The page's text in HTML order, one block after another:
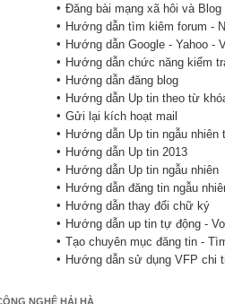
• Đăng bài mạng xã hôi và Blog
• Hướng dẫn tìm kiêm forum -
• Hướng dẫn Google - Yahoo -
• Hướng dẫn chức năng kiểm
• Hướng dẫn đăng blog
• Hướng dẫn Up tin theo từ
• Gửi lại kích hoạt mail
• Hướng dẫn Up tin ngẫu nhiên
• Hướng dẫn Up tin 2013
• Hướng dẫn Up tin ngẫu nhiên
• Hướng dẫn đăng tin ngẫu
• Hướng dẫn thay đổi chữ ký
• Hướng dẫn up tin tự động -
• Tạo chuyên mục đăng tin -
• Hướng dẫn sử dụng VFP chi
NGHỆ HẢI HÀ